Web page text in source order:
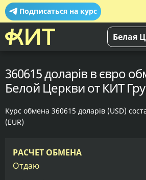
Подписаться на курс
Белая
360615 доларів в євро
Белой Церкви от КИТ
Курс обмена 360615 доларів (USD)
(EUR)
РАСЧЕТ ОБМЕНА
Отдаю